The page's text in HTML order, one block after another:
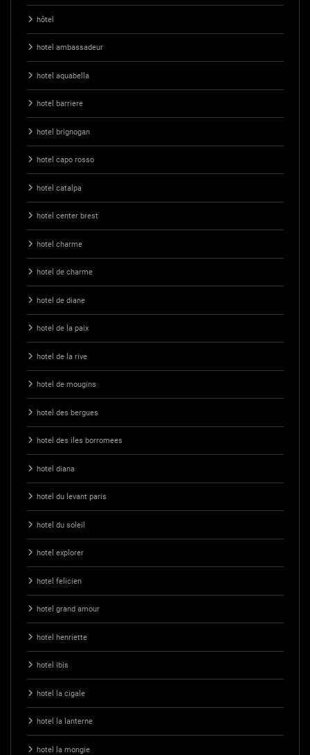
hôtel
hotel ambassadeur
hotel aquabella
hotel barriere
hotel brignogan
hotel capo rosso
hotel catalpa
hotel center brest
hotel charme
hotel de charme
hotel de diane
hotel de la paix
hotel de la rive
hotel de mougins
hotel des bergues
hotel des iles borromees
hotel diana
hotel du levant paris
hotel du soleil
hotel explorer
hotel felicien
hotel grand amour
hotel henriette
hotel ibis
hotel la cigale
hotel la lanterne
hotel la mongie